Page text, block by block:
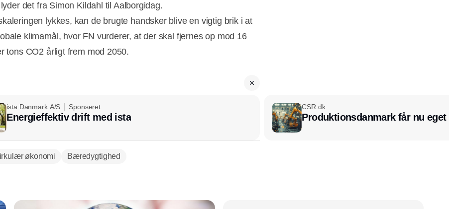
lyder det fra Simon Kildahl til Aalborgidag.
lykkes, kan de brugte handsker blive en vigtig brik i at
klimamål, hvor FN vurderer, at der skal fjernes op mod 16
tons CO2 årligt frem mod 2050.
ista Danmark A/S Sponseret
Energieffektiv drift med ista
CSR.dk
Produktionsdanmark får nu eget
økonomi Bæredygtighed